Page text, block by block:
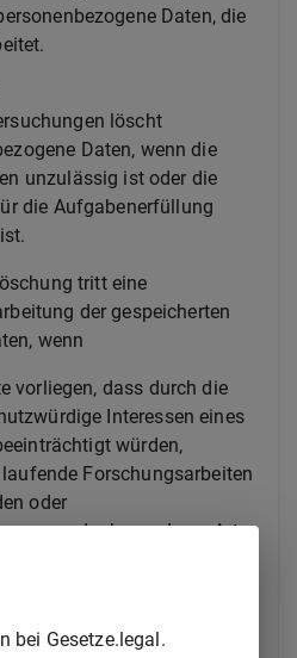
Daten, die
löscht
Daten, wenn die
unzulässig ist oder die
die Aufgabenerfüllung
tritt eine
der gespeicherten
wenn
vorliegen, dass durch die
Interessen eines
würden,
Forschungsarbeiten
oder
wegen der besonderen Art
nur mit
bei Gesetze.legal.